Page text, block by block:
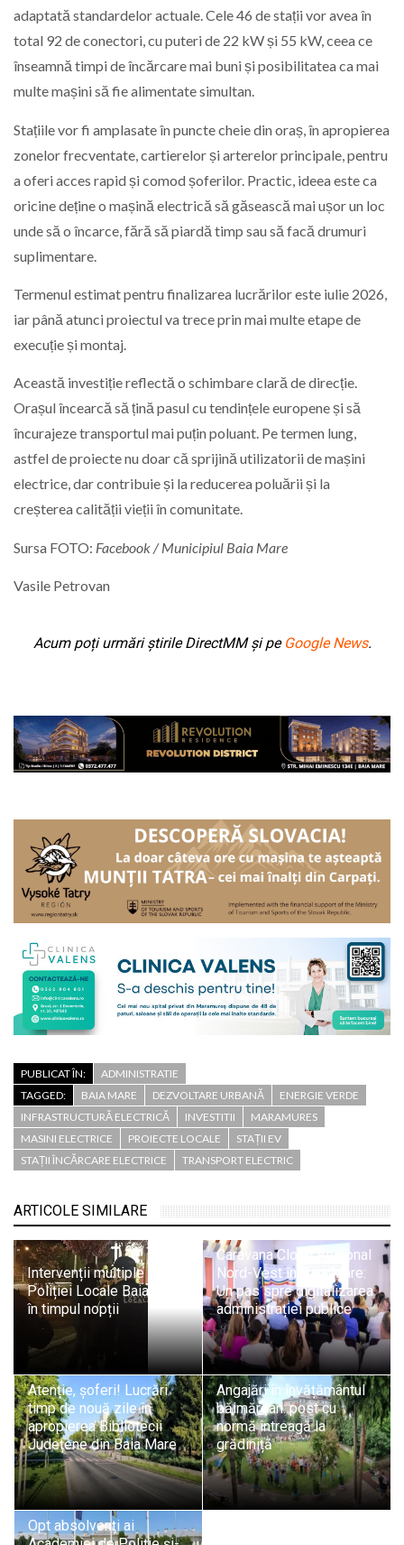
adaptată standardelor actuale. Cele 46 de stații vor avea în
total 92 de conectori, cu puteri de 22 kW și 55 kW, ceea ce
înseamnă timpi de încărcare mai buni și posibilitatea ca mai
multe mașini să fie alimentate simultan.
Stațiile vor fi amplasate în puncte cheie din oraș, în apropierea
zonelor frecventate, cartierelor și arterelor principale, pentru
a oferi acces rapid și comod șoferilor. Practic, ideea este ca
oricine deține o mașină electrică să găsească mai ușor un loc
unde să o încarce, fără să piardă timp sau să facă drumuri
suplimentare.
Termenul estimat pentru finalizarea lucrărilor este iulie 2026,
iar până atunci proiectul va trece prin mai multe etape de
execuție și montaj.
Această investiție reflectă o schimbare clară de direcție.
Orașul încearcă să țină pasul cu tendințele europene și să
încurajeze transportul mai puțin poluant. Pe termen lung,
astfel de proiecte nu doar că sprijină utilizatorii de mașini
electrice, dar contribuie și la reducerea poluării și la
creșterea calității vieții în comunitate.
Sursa FOTO: Facebook / Municipiul Baia Mare
Vasile Petrovan
Acum poți urmări știrile DirectMM și pe Google News.
PUBLICAT ÎN:
ADMINISTRATIE
TAGGED:
BAIA MARE DEZVOLTARE URBANĂ
ENERGIE VERDE
INFRASTRUCTURĂ ELECTRICĂ
INVESTITII
MARAMURES
MASINI ELECTRICE
PROIECTE LOCALE
STAȚII EV
STAȚII ÎNCĂRCARE ELECTRICE
TRANSPORT ELECTRIC
ARTICOLE SIMILARE
Intervenții multiple ale
Poliției Locale Baia Mare
în timpul nopții
Caravana Cloud Regional
Nord-Vest în Baia Mare:
Un pas spre digitalizarea
administrației publice
Atenție, șoferi! Lucrări
timp de nouă zile în
apropierea Bibliotecii
Județene din Baia Mare
Angajări în învățământul
băimărean: post cu
normă întreagă la
grădiniță
Opt absolvenți ai